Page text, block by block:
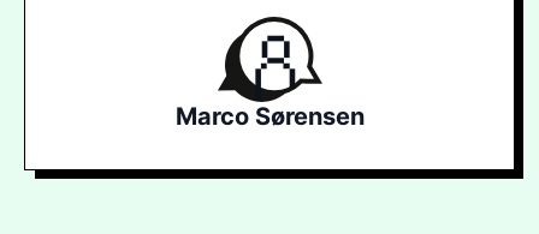
Marco Sørensen